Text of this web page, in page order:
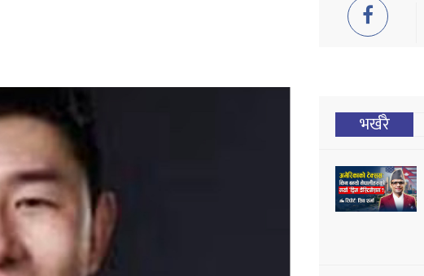
भर्खरै